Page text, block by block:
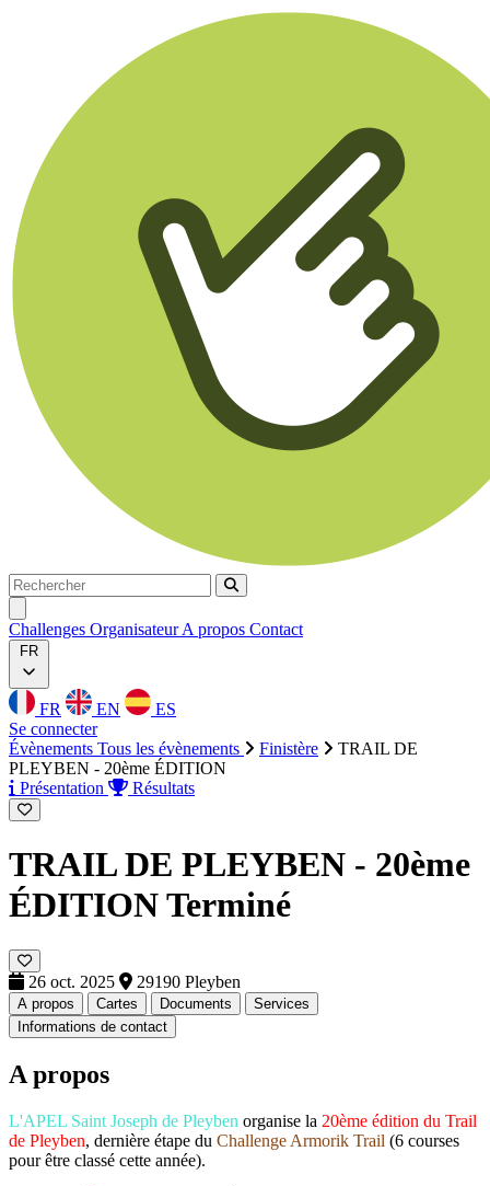
Rechercher
Rechercher
Challenges OrganisateurA propos Contact
FR
FR EN
ES
Se connecter
Évènements Tous les évènements Finistère
TRAIL DE
PLEYBEN - 20ème ÉDITION
Présentation
Résultats
TRAIL DE PLEYBEN - 20ème
ÉDITIONTerminé
26 oct. 2025 29190 Pleyben
A propos Cartes Documents
Services
Informations de contact
A propos
L'APEL Saint Joseph de Pleyben organise la 20ème édition du Trail
de Pleyben, dernière étape du Challenge Armorik Trail (6 courses
pour être classé cette année).